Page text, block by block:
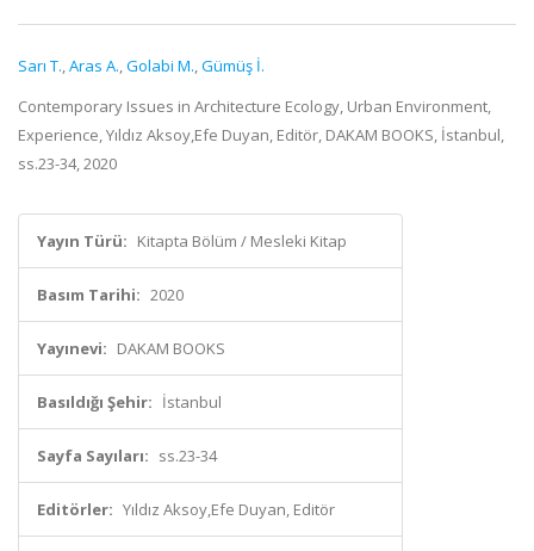
Sarı T.,Aras A.,Golabi M.,Gümüş İ.
Contemporary Issues in Architecture Ecology, Urban Environment,
Experience, Yıldız Aksoy,Efe Duyan, Editör, DAKAM BOOKS, İstanbul,
ss.23-34, 2020
Yayın Türü: Kitapta Bölüm / Mesleki Kitap
Basım Tarihi: 2020
Yayınevi: DAKAM BOOKS
Basıldığı Şehir: İstanbul
Sayfa Sayıları: ss.23-34
Editörler: Yıldız Aksoy,Efe Duyan, Editör